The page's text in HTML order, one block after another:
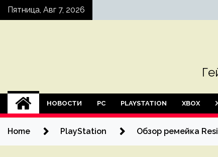
SkipПятница, Авг 7, 2026
НОВОСТИ PC PLAYSTATION XBOX
Home PlayStation Обзор ремейка